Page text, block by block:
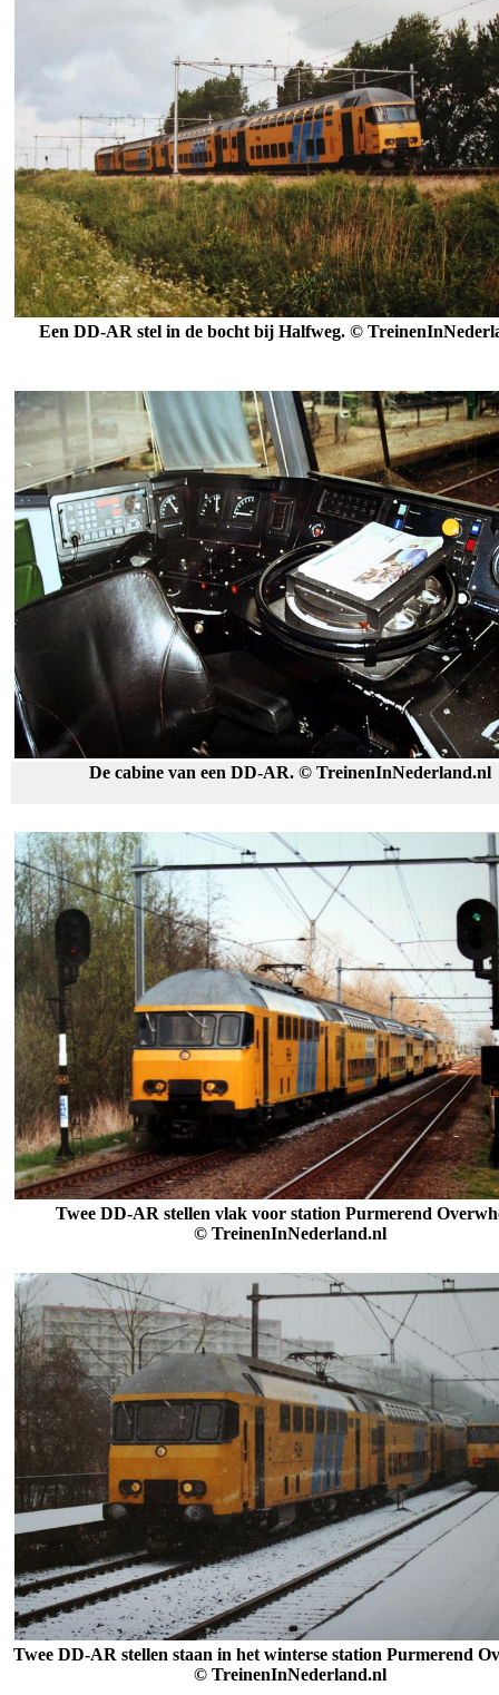
Een DD-AR stel in de bocht bij Halfweg. ©
De cabine van een DD-AR. © TreinenInNederland.nl
Twee DD-AR stellen vlak voor station Purmerend
© TreinenInNederland.nl
Twee DD-AR stellen staan in het winterse station Purmerend
© TreinenInNederland.nl